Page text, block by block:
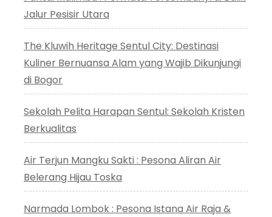
Jalur Pesisir Utara
The Kluwih Heritage Sentul City: Destinasi
Kuliner Bernuansa Alam yang Wajib Dikunjungi
di Bogor
Sekolah Pelita Harapan Sentul: Sekolah Kristen
Berkualitas
Air Terjun Mangku Sakti : Pesona Aliran Air
Belerang Hijau Toska
Narmada Lombok : Pesona Istana Air Raja &